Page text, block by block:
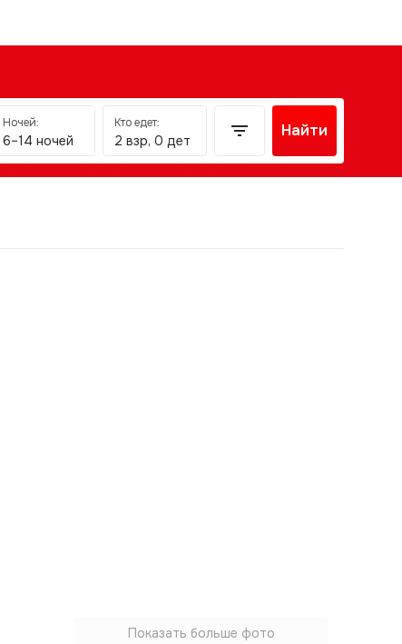
Ночей:
6–14 ночей
Кто едет:
2 взр, 0 дет
Найти
Показать больше фото